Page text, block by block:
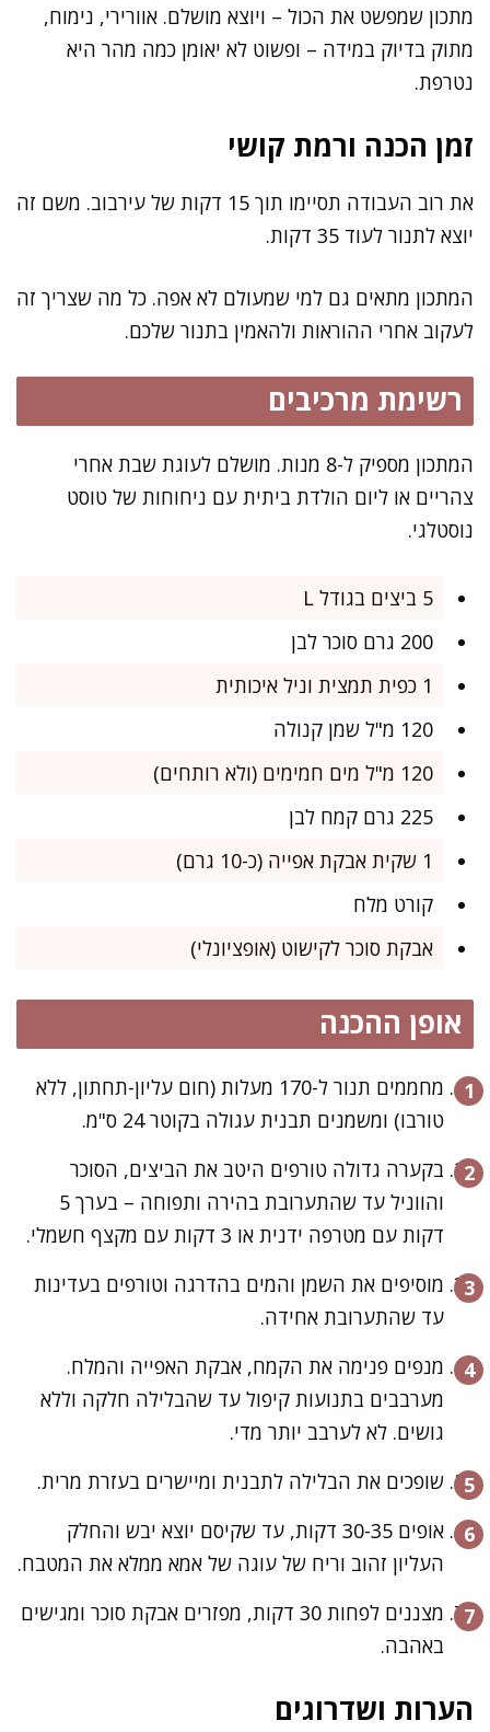
מתכון שמפשט את הכול – ויוצא מושלם. אוורירי, נימוח,
מתוק בדיוק במידה – ופשוט לא יאומן כמה מהר היא
נטרפת.
זמן הכנה ורמת קושי
את רוב העבודה תסיימו תוך 15 דקות של עירבוב. משם זה
יוצא לתנור לעוד 35 דקות.
המתכון מתאים גם למי שמעולם לא אפה. כל מה שצריך זה
לעקוב אחרי ההוראות ולהאמין בתנור שלכם.
רשימת מרכיבים
המתכון מספיק ל-8 מנות. מושלם לעוגת שבת אחרי
צהריים או ליום הולדת ביתית עם ניחוחות של טוסט
נוסטלגי.
5 ביצים בגודל L
200 גרם סוכר לבן
1 כפית תמצית וניל איכותית
120 מ"ל שמן קנולה
120 מ"ל מים חמימים (ולא רותחים)
225 גרם קמח לבן
1 שקית אבקת אפייה (כ-10 גרם)
קורט מלח
אבקת סוכר לקישוט (אופציונלי)
אופן ההכנה
מחממים תנור ל-170 מעלות (חום עליון-תחתון, ללא
טורבו) ומשמנים תבנית עגולה בקוטר 24 ס"מ.
בקערה גדולה טורפים היטב את הביצים, הסוכר
והווניל עד שהתערובת בהירה ותפוחה – בערך 5
דקות עם מטרפה ידנית או 3 דקות עם מקצף חשמלי.
מוסיפים את השמן והמים בהדרגה וטורפים בעדינות
עד שהתערובת אחידה.
מנפים פנימה את הקמח, אבקת האפייה והמלח.
מערבבים בתנועות קיפול עד שהבלילה חלקה וללא
גושים. לא לערבב יותר מדי.
שופכים את הבלילה לתבנית ומיישרים בעזרת מרית.
אופים 30-35 דקות, עד שקיסם יוצא יבש והחלק
העליון זהוב וריח של עוגה של אמא ממלא את המטבח.
מצננים לפחות 30 דקות, מפזרים אבקת סוכר ומגישים
באהבה.
הערות ושדרוגים